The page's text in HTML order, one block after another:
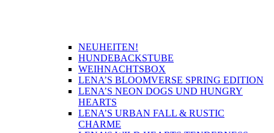
NEUHEITEN!
HUNDEBACKSTUBE
WEIHNACHTSBOX
LENA’S BLOOMVERSE SPRING EDITION
LENA’S NEON DOGS UND HUNGRY
HEARTS
LENA’S URBAN FALL & RUSTIC
CHARME